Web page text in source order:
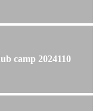
camp 2024110